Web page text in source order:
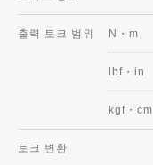
출력 토크 범위 N・m
lbf・in
kgf・cm
토크 변환